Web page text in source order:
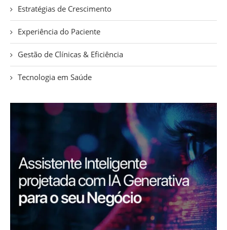
Estratégias de Crescimento
Experiência do Paciente
Gestão de Clínicas & Eficiência
Tecnologia em Saúde